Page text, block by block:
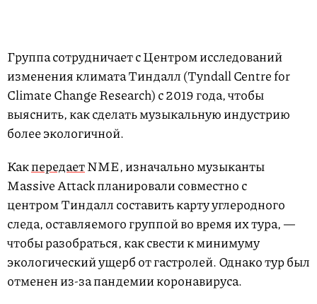
Группа сотрудничает с Центром исследований
изменения климата Тиндалл (Tyndall Centre for
Climate Change Research) с 2019 года, чтобы
выяснить, как сделать музыкальную индустрию
более экологичной.
КакпередаетNME, изначально музыканты
Massive Attack планировали совместно с
центром Тиндалл составить карту углеродного
следа, оставляемого группой во время их тура, —
чтобы разобраться, как свести к минимуму
экологический ущерб от гастролей. Однако тур был
отменен из-за пандемии коронавируса.